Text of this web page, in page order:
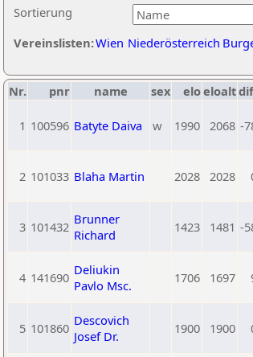
Sortierung
Vereinslisten:Wien Niederösterreich
Nr. pnr name sex eloeloalt
1 100596 Batyte Daiva w 1990 2068 -
2 101033 Blaha Martin 2028 2028
3 101432 Brunner
Richard
1423 1481 -
4 141690 Deliukin
Pavlo Msc.
1706 1697
5 101860 Descovich
Josef Dr.
1900 1900